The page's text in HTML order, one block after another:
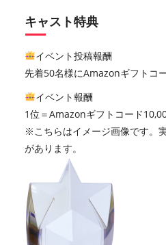
キャスト特典
イベント投稿報酬
先着50名様にAmazonギフトコ
イベント報酬
1位＝Amazonギフトコード
※こちらはイメージ画像です。
があります。